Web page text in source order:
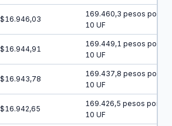
$16.946,03
169.460,3 pesos por
10 UF
$16.944,91
169.449,1 pesos por
10 UF
$16.943,78
169.437,8 pesos por
10 UF
$16.942,65
169.426,5 pesos por
10 UF